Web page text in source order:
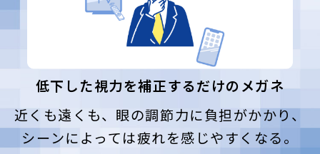
低下した視力を補正するだけのメガネ
近くも遠くも、眼の調節力に負担がかかり、
シーンによっては疲れを感じやすくなる。